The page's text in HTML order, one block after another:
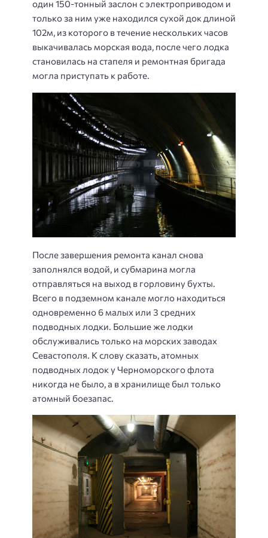
один 150-тонный заслон с электроприводом и
только за ним уже находился сухой док длиной
102м, из которого в течение нескольких часов
выкачивалась морская вода, после чего лодка
становилась на стапеля и ремонтная бригада
могла приступать к работе.
После завершения ремонта канал снова
заполнялся водой, и субмарина могла
отправляться на выход в горловину бухты.
Всего в подземном канале могло находиться
одновременно 6 малых или 3 средних
подводных лодки. Большие же лодки
обслуживались только на морских заводах
Севастополя. К слову сказать, атомных
подводных лодок у Черноморского флота
никогда не было, а в хранилище был только
атомный боезапас.